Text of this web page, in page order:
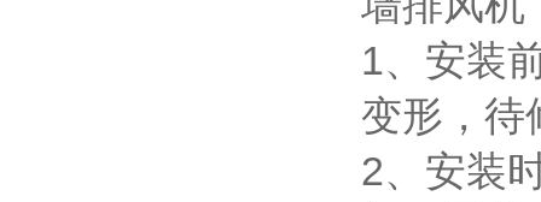
1、安装
变形，待
2、安装